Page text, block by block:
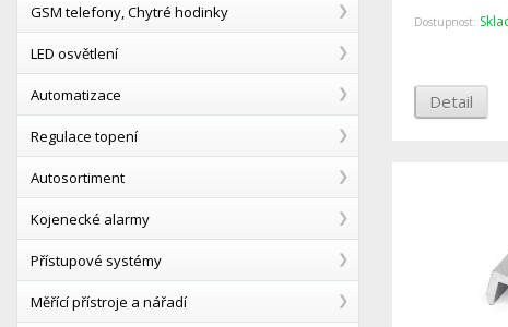
GSM telefony, Chytré hodinky
LED osvětlení
Automatizace
Regulace topení
Autosortiment
Kojenecké alarmy
Přístupové systémy
Měřící přístroje a nářadí
Dostupnost:
Detail